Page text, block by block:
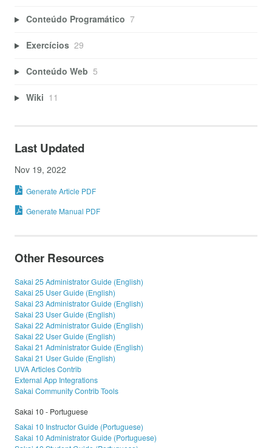
Conteúdo Programático 7
Exercícios 29
Conteúdo Web 5
Wiki 11
Last Updated
Nov 19, 2022
Generate Article PDF
Generate Manual PDF
Other Resources
Sakai 25 Administrator Guide (English)
Sakai 25 User Guide (English)
Sakai 23 Administrator Guide (English)
Sakai 23 User Guide (English)
Sakai 22 Administrator Guide (English)
Sakai 22 User Guide (English)
Sakai 21 Administrator Guide (English)
Sakai 21 User Guide (English)
UVA Articles Contrib
External App Integrations
Sakai Community Contrib Tools
Sakai 10 - Portuguese
Sakai 10 Instructor Guide (Portuguese)
Sakai 10 Administrator Guide (Portuguese)